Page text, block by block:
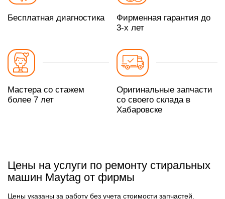
Бесплатная диагностика
Фирменная гарантия до
3-х лет
Мастера со стажем
более 7 лет
Оригинальные запчасти
со своего склада в
Хабаровске
Цены на услуги по ремонту стиральных
машин Maytag от фирмы
Цены указаны за работу без учета стоимости запчастей.